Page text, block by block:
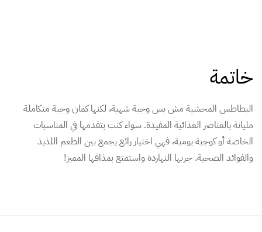
خاتمة
البطاطس المحشية مش بس وجبة شهية، لكنها كمان وجبة متكاملة
مليانة بالعناصر الغذائية المفيدة. سواء كنت بتقدمها في المناسبات
الخاصة أو كوجبة يومية، فهي اختيار رائع يجمع بين الطعم اللذيذ
والفوائد الصحية. جربها النهاردة واستمتع بمذاقها المميز!